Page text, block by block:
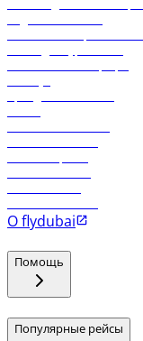
О flydubai
Помощь
Популярные рейсы